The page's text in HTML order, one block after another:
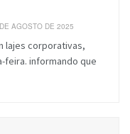
AGOSTO DE 2025
lajes corporativas,
feira. informando que